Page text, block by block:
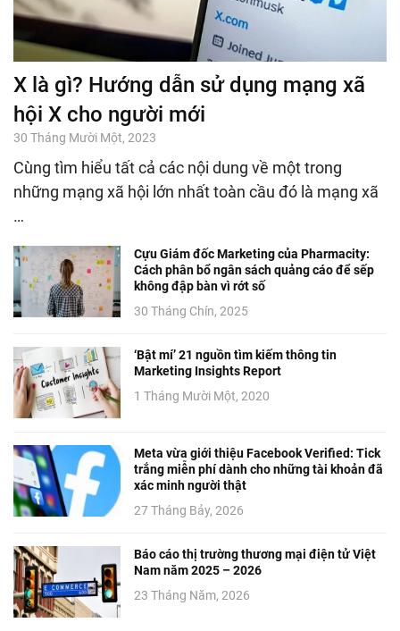
X là gì? Hướng dẫn sử dụng mạng xã
hội X cho người mới
30 Tháng Mười Một, 2023
Cùng tìm hiểu tất cả các nội dung về một trong
những mạng xã hội lớn nhất toàn cầu đó là mạng xã
…
Cựu Giám đốc Marketing của Pharmacity:
Cách phân bổ ngân sách quảng cáo để sếp
không đập bàn vì rớt số
30 Tháng Chín, 2025
‘Bật mí’ 21 nguồn tìm kiếm thông tin
Marketing Insights Report
1 Tháng Mười Một, 2020
Meta vừa giới thiệu Facebook Verified: Tick
trắng miễn phí dành cho những tài khoản đã
xác minh người thật
27 Tháng Bảy, 2026
Báo cáo thị trường thương mại điện tử Việt
Nam năm 2025 – 2026
23 Tháng Năm, 2026